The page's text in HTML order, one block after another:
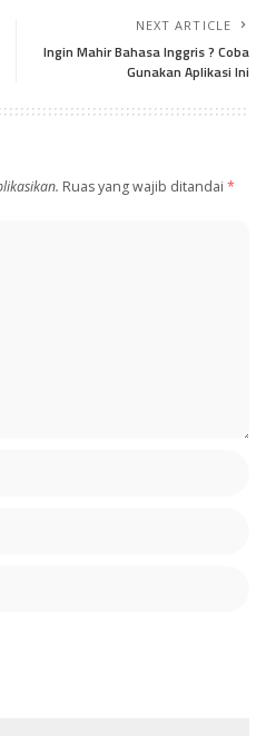
NEXT ARTICLE
Ingin Mahir Bahasa Inggris ? Coba
Gunakan Aplikasi Ini
Ruas yang wajib ditandai *